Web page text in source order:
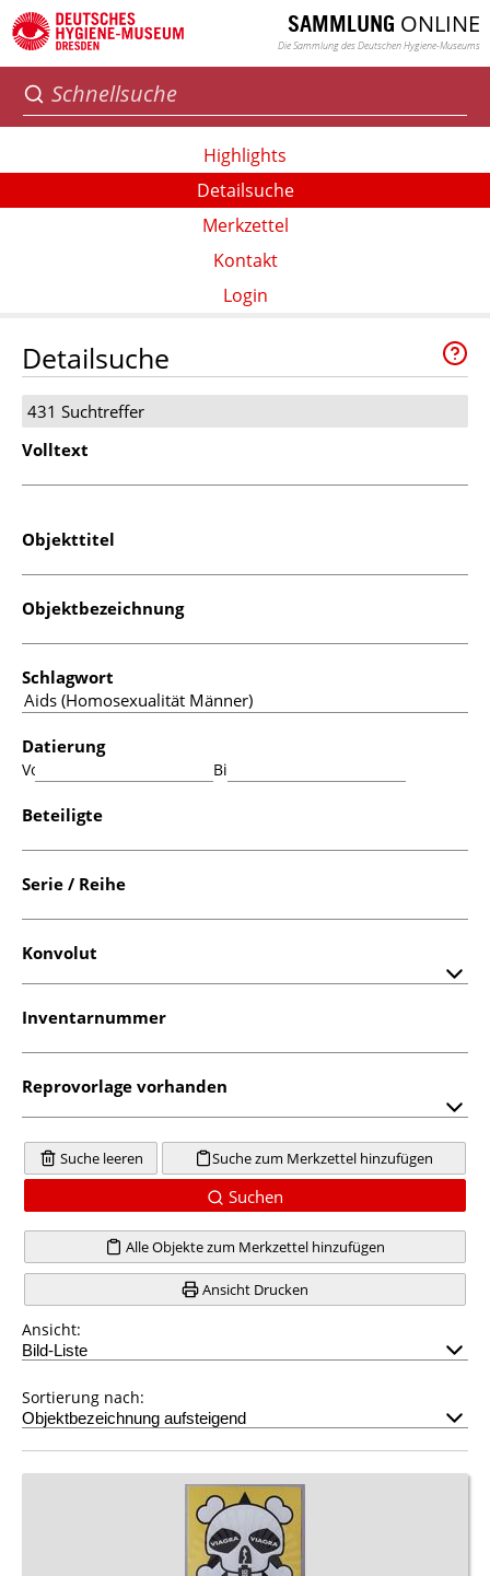
SAMMLUNG ONLINE
Die Sammlung des Deutschen Hygiene-Museums
Highlights
Detailsuche
Merkzettel
Kontakt
Login
Detailsuche
431 Suchtreffer
Volltext
Objekttitel
Objektbezeichnung
Schlagwort
Datierung
Von: Bis:
Beteiligte
Serie / Reihe
Konvolut
Inventarnummer
Reprovorlage vorhanden
Suche leeren Suche zum Merkzettel hinzufügen
Suchen
Alle Objekte zum Merkzettel hinzufügen
Ansicht Drucken
Ansicht:
Sortierung nach: